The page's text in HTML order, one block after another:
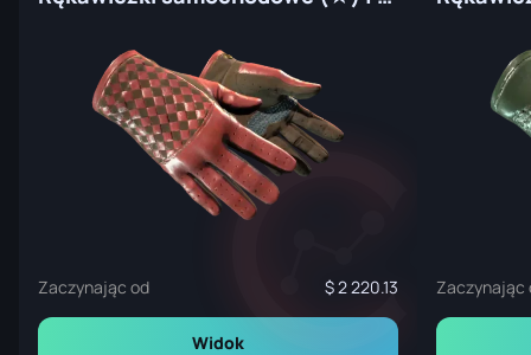
Zaczynając od 2 220.13
Widok
Zaczynając